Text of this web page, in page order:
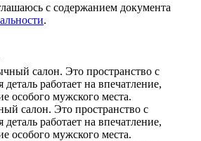
с содержанием документа
.
салон. Это пространство с
деталь работает на впечатление,
особого мужского места.